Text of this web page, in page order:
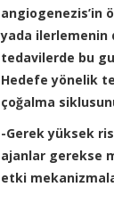
angiogenezis’in
yada ilerlemenin
tedavilerde bu
Hedefe yönelik
çoğalma
-Gerek yüksek
ajanlar gerekse
etki